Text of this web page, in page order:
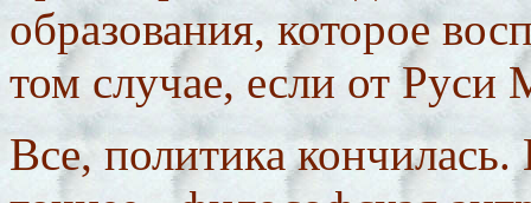
образования, которое
том случае, если от Руси
Все, политика кончилась.